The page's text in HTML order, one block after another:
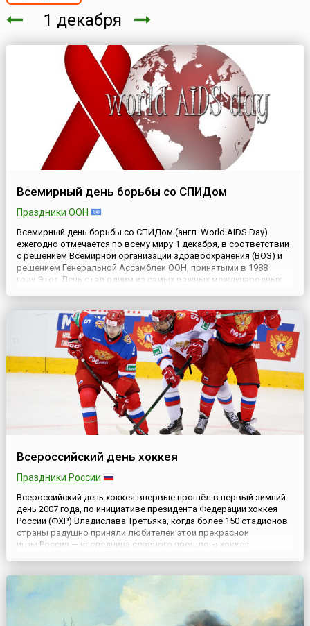
1 декабря
Всемирный день борьбы со СПИДом
Праздники ООН
Всемирный день борьбы со СПИДом (англ. World AIDS Day)
ежегодно отмечается по всему миру 1 декабря, в соответствии
с решением Всемирной организации здравоохранения (ВОЗ) и
решением Генеральной Ассамблеи ООН, принятыми в 1988
году.Этот День стал одним из самых важных международных
воздания ...
Всероссийский день хоккея
Праздники России
Всероссийский день хоккея впервые прошёл в первый зимний
день 2007 года, по инициативе президента Федерации хоккея
России (ФХР) Владислава Третьяка, когда более 150 стадионов
страны радушно приняли любителей этой прекрасной
игры.Россия — наследница славного прошлого хоккея